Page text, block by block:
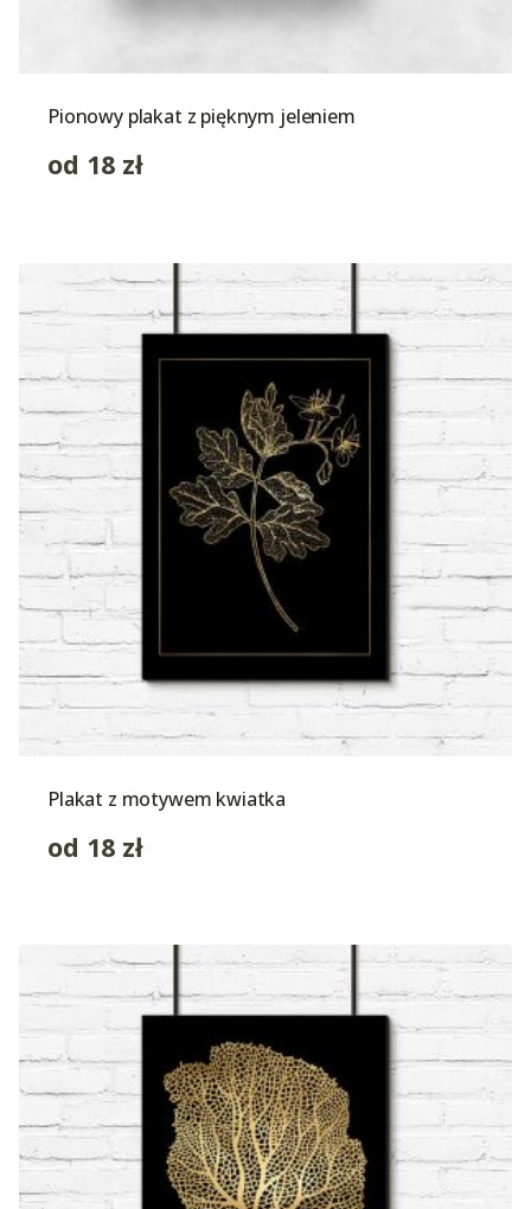
Pionowy plakat z pięknym jeleniem
od 18 zł
Plakat z motywem kwiatka
od 18 zł